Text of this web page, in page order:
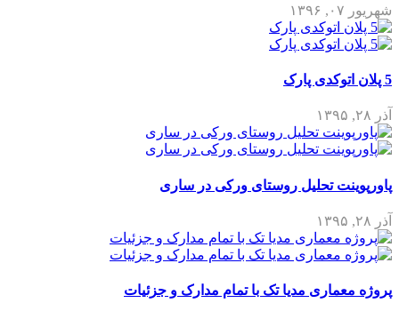
شهریور ۰۷, ۱۳۹۶
5 پلان اتوکدی پارک
آذر ۲۸, ۱۳۹۵
پاورپوینت تحلیل روستای ورکی در ساری
آذر ۲۸, ۱۳۹۵
پروژه معماری مدیا تک با تمام مدارک و جزئیات